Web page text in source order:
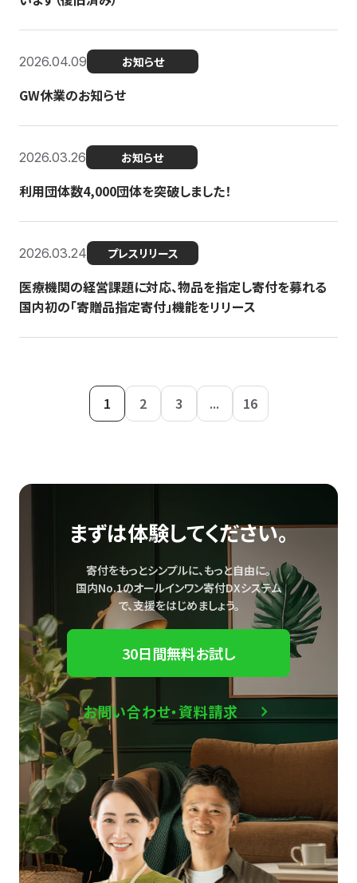
2026.04.09 お知らせ
GW休業のお知らせ
2026.03.26 お知らせ
利用団体数4,000団体を突破しました！
2026.03.24 プレスリリース
医療機関の経営課題に対応、物品を指定し寄付を募れる
国内初の「寄贈品指定寄付」機能をリリース
1 2 3 ... 16
まずは体験してください。
寄付をもっとシンプルに、もっと自由に。
国内No.1のオールインワン寄付DXシステム
で、支援をはじめましょう。
30日間無料お試し
お問い合わせ・資料請求